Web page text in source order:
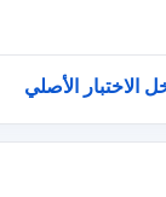
الأصلي